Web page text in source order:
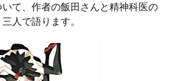
て、作者の飯田さんと精神科医の
人で語ります。